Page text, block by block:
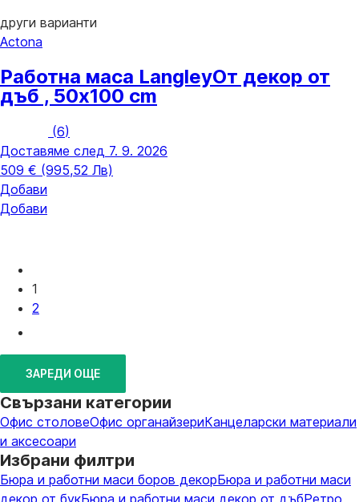
други варианти
Actona
Работна маса LangleyОт декор от
дъб , 50x100 cm
(6)
Доставяме след 7. 9. 2026
509 € (995,52 Лв)
Добави
Добави
1
2
ЗАРЕДИ ОЩЕ
Свързани категории
Офис столовеОфис органайзериКанцеларски материали
и аксесоари
Избрани филтри
Бюра и работни маси боров декорБюра и работни маси
декор от букБюра и работни маси декор от дъбРетро